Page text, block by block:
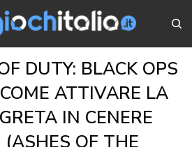
DUTY: BLACK OPS
ATTIVARE LA
IN CENERE
OF THE